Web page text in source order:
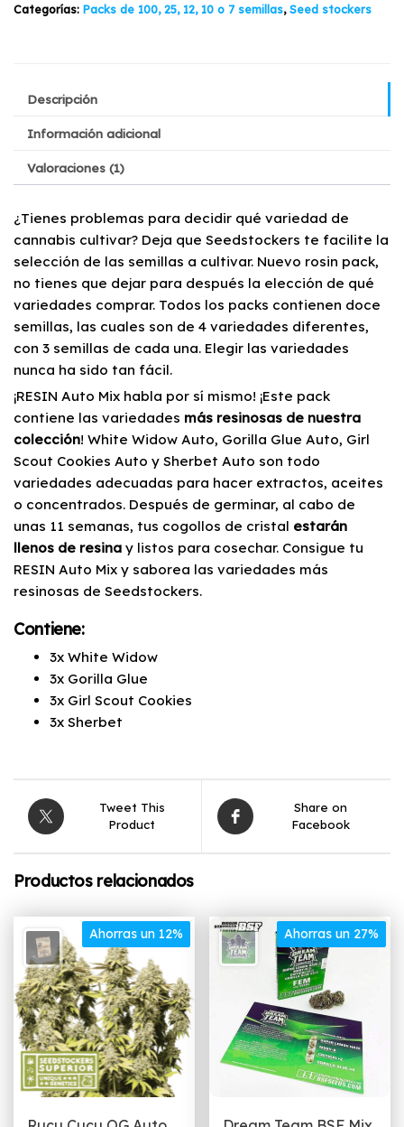
Categorías: Packs de 100, 25, 12, 10 o 7 semillas,Seed stockers
Descripción
Información adicional
Valoraciones (1)
¿Tienes problemas para decidir qué variedad de
cannabis cultivar? Deja que Seedstockers te facilite la
selección de las semillas a cultivar. Nuevo rosin pack,
no tienes que dejar para después la elección de qué
variedades comprar. Todos los packs contienen doce
semillas, las cuales son de 4 variedades diferentes,
con 3 semillas de cada una. Elegir las variedades
nunca ha sido tan fácil.
¡RESIN Auto Mix habla por sí mismo! ¡Este pack
contiene las variedades más resinosas de nuestra
colección! White Widow Auto, Gorilla Glue Auto, Girl
Scout Cookies Auto y Sherbet Auto son todo
variedades adecuadas para hacer extractos, aceites
o concentrados. Después de germinar, al cabo de
unas 11 semanas, tus cogollos de cristal estarán
llenos de resina y listos para cosechar. Consigue tu
RESIN Auto Mix y saborea las variedades más
resinosas de Seedstockers.
Contiene:
3x White Widow
3x Gorilla Glue
3x Girl Scout Cookies
3x Sherbet
Tweet This
Product
Share on
Facebook
Productos relacionados
Ahorras un 12% Ahorras un 27%